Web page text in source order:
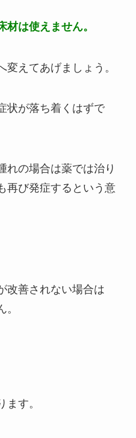
材は使えません。
えてあげましょう。
状が落ち着くはずで
れの場合は薬では治り
再び発症するという意
改善されない場合は
。
す。